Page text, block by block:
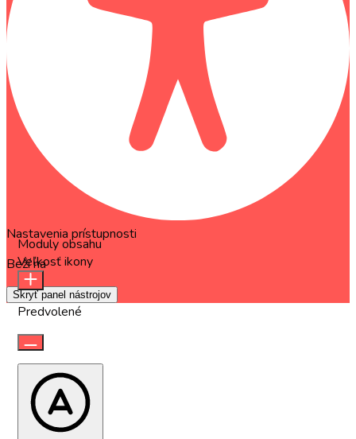
Nastavenia prístupnosti
Beží naOneTap
Skryť panel nástrojov
Moduly obsahu
Veľkosť ikony
Predvolené